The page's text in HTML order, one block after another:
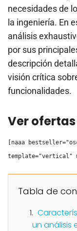
necesidades de
la ingeniería. En
análisis
por sus
descripción
visión crítica
funcionalidades.
Ver
[naaa
template="vertical"
Tabla de
un análisis